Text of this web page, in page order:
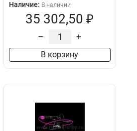
Наличие: В наличии
35 302,50 ₽
– +
В корзину